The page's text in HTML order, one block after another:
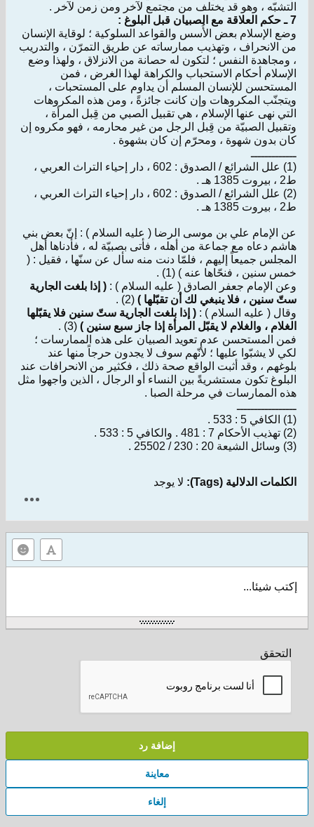
التشبّه ، وهو قد يختلف من مجتمع لآخر ومن زمن لآخر .
7 ـ حكم العلاقة مع الصبيان قبل البلوغ :
وضع الإسلام بعض الأُسس والقواعد السلوكية ؛ لوقاية الإنسان
من الانحراف ، وتهذيب ممارساته عن طريق التمرّن ، والتدريب
، ومجاهدة النفس ؛ لتكون له حصانة من الانزلاق ، ولهذا وضع
الإسلام أحكام الاستحباب والكراهة لهذا الغرض ، فمن
المستحسن للإنسان المسلم أن يداوم على المستحبات ،
ويتجنّب المكروهات وإن كانت جائزةً ، ومن هذه المكروهات
التي نهى عنها الإسلام ، هي تقبيل الصبي من قِبل المرأة ،
وتقبيل الصبيّة من قِبل الرجل من غير محارمه ، فهو مكروه إن
كان بدون شهوة ، ومحرّم إن كان بشهوة .
ـــــــــــــ
(1) علل الشرائع / الصدوق : 602 ، دار إحياء التراث العربي ،
ط2 ، بيروت 1385 هـ .
(2) علل الشرائع / الصدوق : 602 ، دار إحياء التراث العربي ،
ط2 ، بيروت 1385 هـ .
عن الإمام علي بن موسى الرضا ( عليه السلام ) : إنّ بعض بني
هاشم دعاه مع جماعة من أهله ، فأتى بصبيّة له ، فأدناها أهل
المجلس جميعاً إليهم ، فلمّا دنت منه سأل عن سنّها ، فقيل : (
خمس سنين ، فنحّاها عنه ) (1) .
وعن الإمام جعفر الصادق ( عليه السلام ) : ( إذا بلغت الجارية
ستّ سنين ، فلا ينبغي لك أن تقبّلها ) (2) .
وقال ( عليه السلام ) : ( إذا بلغت الجارية ستّ سنين فلا يقبّلها
الغلام ، والغلام لا يقبّل المرأة إذا جاز سبع سنين ) (3) .
فمن المستحسن عدم تعويد الصبيان على هذه الممارسات ؛
لكي لا يشبّوا عليها ؛ لأنّهم سوف لا يجدون حرجاً منها عند
بلوغهم ، وقد أثبت الواقع صحة ذلك ، فكثير من الانحرافات عند
البلوغ تكون مستشريةً بين النساء أو الرجال ، الذين واجهوا مثل
هذه الممارسات في مرحلة الصبا .
ـــــــــــــــــ
(1) الكافي 5 : 533 .
(2) تهذيب الأحكام 7 : 481 . والكافي 5 : 533 .
(3) وسائل الشيعة 20 : 230 / 25502 .
الكلمات الدلالية (Tags): لا يوجد
إكتب شيئا...
التحقق
إضافة رد
معاينة
إلغاء